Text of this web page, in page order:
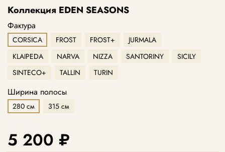
Коллекция EDEN SEASONS
Фактура
CORSICA FROST FROST+
JURMALA
KLAIPEDA
NARVA NIZZA SANTORINY
SICILY
SINTECO+
TALLIN TURIN
Ширина полосы
280 см 315 см
5 200 ₽